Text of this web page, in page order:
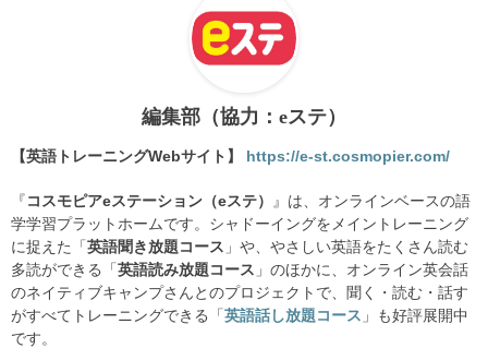
編集部（協力：eステ）
【英語トレーニングWebサイト】 https://e-st.cosmopier.com/
『 コスモピアeステーション（eステ）
』は、オンラインベースの語
学学習プラットホームです。シャドーイングをメイントレーニング
に捉えた「 英語聞き放題コース 」や、やさしい英語をたくさん読む
多読ができる「 英語読み放題コース 」のほかに、オンライン英会話
のネイティブキャンプさんとのプロジェクトで、聞く・読む・話す
がすべてトレーニングできる「 英語話し放題コース 」も好評展開中
です。